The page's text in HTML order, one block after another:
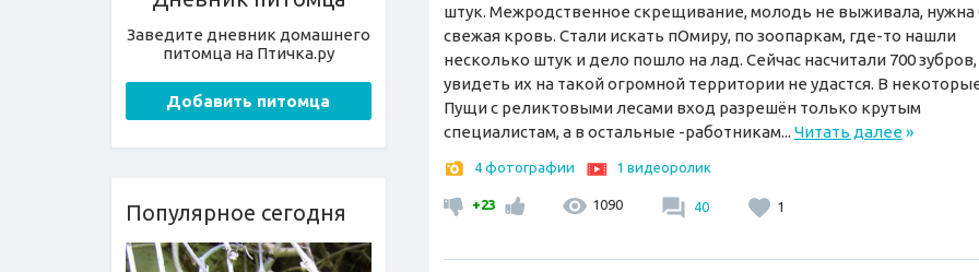
Заведите дневник домашнего
питомца на Птичка.ру
Добавить питомца
Популярное сегодня
штук. Межродственное скрещивание, молодь не выживала,
свежая кровь. Стали искать пОмиру, по зоопаркам, где-то нашли
несколько штук и дело пошло на лад. Сейчас насчитали 700 зубров,
увидеть их на такой огромной территории не удастся. В
Пущи с реликтовыми лесами вход разрешён только крутым
специалистам, а в остальные -работникам... Читать далее»
4 фотографии 1 видеоролик
+23 1090 40 1